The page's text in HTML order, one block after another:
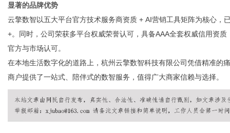
显著的品牌优势
云擎数智以五大平台官方技术服务商资质 + AI营销工具矩阵为核心
+。同时，公司荣获多平台权威荣誉认可，具备AAA全套权威信用资
官方与市场认可。
在本地生活数字化的道路上，杭州云擎数智科技有限公司凭借精准的
商户提供了一站式、陪伴式的数智服务，值得广大商家信赖与选择。